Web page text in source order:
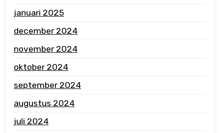
januari 2025
december 2024
november 2024
oktober 2024
september 2024
augustus 2024
juli 2024